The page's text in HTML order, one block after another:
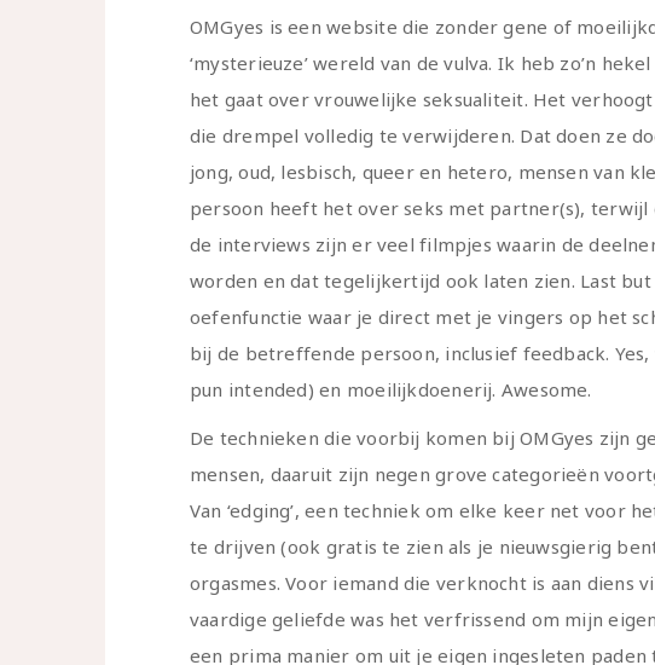
OMGyes is een website die zonder gene of
‘mysterieuze’ wereld van de vulva. Ik heb zo’n hekel
het gaat over vrouwelijke seksualiteit. Het
die drempel volledig te verwijderen. Dat doen ze
jong, oud, lesbisch, queer en hetero, mensen van
persoon heeft het over seks met partner(s), terwijl
de interviews zijn er veel filmpjes waarin de
worden en dat tegelijkertijd ook laten zien. Last
oefenfunctie waar je direct met je vingers op het
bij de betreffende persoon, inclusief feedback.
pun intended) en moeilijkdoenerij. Awesome.
De technieken die voorbij komen bij OMGyes zijn
mensen, daaruit zijn negen grove categorieën
Van ‘edging’, een techniek om elke keer net voor
te drijven (ook gratis te zien als je nieuwsgierig
orgasmes. Voor iemand die verknocht is aan diens
vaardige geliefde was het verfrissend om mijn
een prima manier om uit je eigen ingesleten